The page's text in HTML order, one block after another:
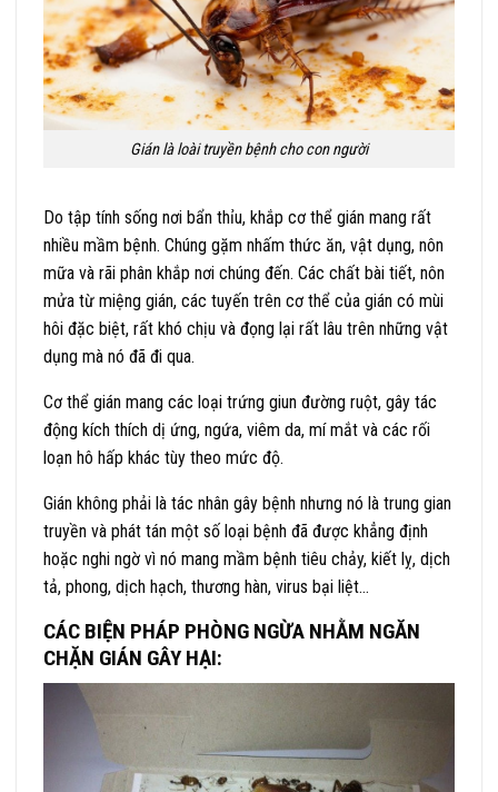
Gián là loài truyền bệnh cho con người
Do tập tính sống nơi bẩn thỉu, khắp cơ thể gián mang rất
nhiều mầm bệnh. Chúng gặm nhấm thức ăn, vật dụng, nôn
mữa và rãi phân khắp nơi chúng đến. Các chất bài tiết, nôn
mửa từ miệng gián, các tuyến trên cơ thể của gián có mùi
hôi đặc biệt, rất khó chịu và đọng lại rất lâu trên những vật
dụng mà nó đã đi qua.
Cơ thể gián mang các loại trứng giun đường ruột, gây tác
động kích thích dị ứng, ngứa, viêm da, mí mắt và các rối
loạn hô hấp khác tùy theo mức độ.
Gián không phải là tác nhân gây bệnh nhưng nó là trung gian
truyền và phát tán một số loại bệnh đã được khẳng định
hoặc nghi ngờ vì nó mang mầm bệnh tiêu chảy, kiết lỵ, dịch
tả, phong, dịch hạch, thương hàn, virus bại liệt…
CÁC BIỆN PHÁP PHÒNG NGỪA NHẰM NGĂN
CHẶN GIÁN GÂY HẠI: